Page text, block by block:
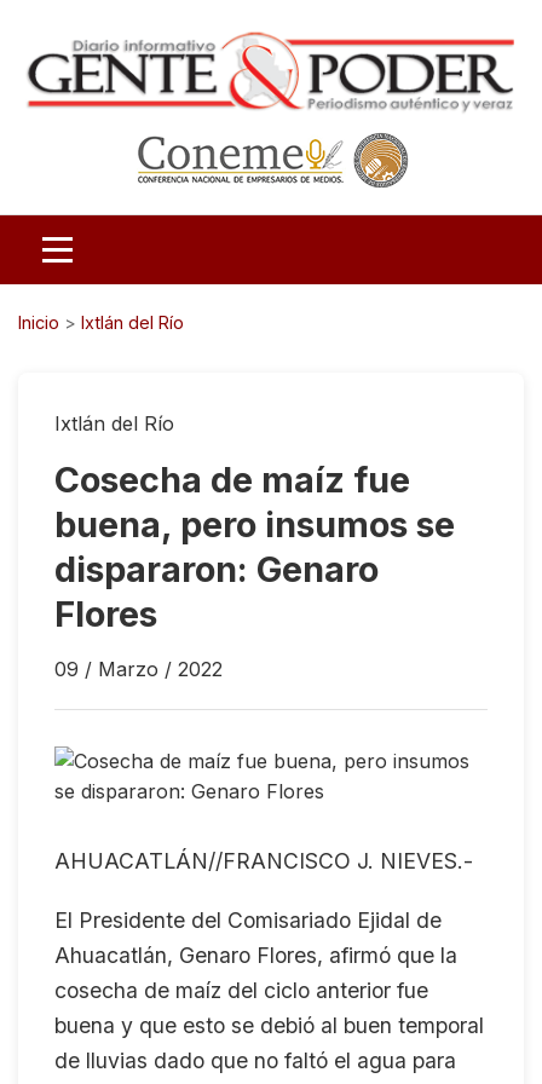
Inicio > Ixtlán del Río
Ixtlán del Río
Cosecha de maíz fue
buena, pero insumos se
dispararon: Genaro
Flores
09 / Marzo / 2022
AHUACATLÁN//FRANCISCO J. NIEVES.-
El Presidente del Comisariado Ejidal de
Ahuacatlán, Genaro Flores, afirmó que la
cosecha de maíz del ciclo anterior fue
buena y que esto se debió al buen temporal
de lluvias dado que no faltó el agua para